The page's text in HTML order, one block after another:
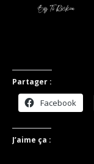
Partager :
Facebook
J’aime ça :